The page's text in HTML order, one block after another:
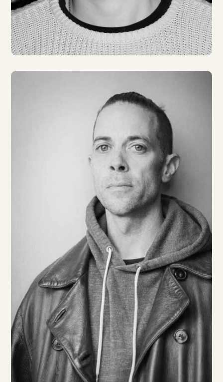
Anton Weil